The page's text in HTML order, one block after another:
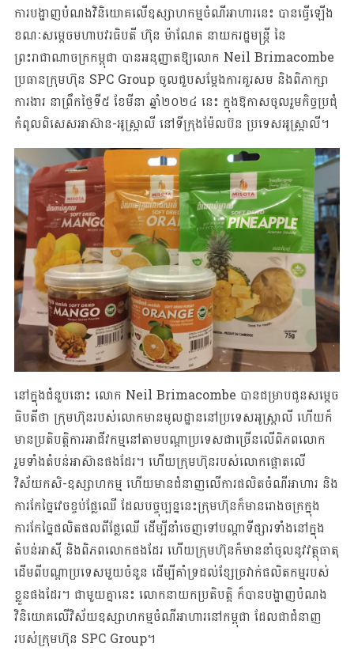
ការបង្ហាញបំណងវិនិយោគលើឧស្សាហកម្មចំណី​អាហារនេះ បាន​​ធ្វើ​ឡើង​​
ខណៈ​​​សម្តេច​​មហា​បវរ​ធិបតី ហ៊ុន ម៉ាណែត នាយករដ្ឋមន្រ្តី នៃ
ព្រះរាជាណាចក្រកម្ពុជា បាន​អនុញ្ញាតឱ្យ​លោក Neil Brimacombe
ប្រធានក្រុមហ៊ុន SPC Group ចូលជួប​សម្តែង​ការគួរសម និងពិភាក្សា​
ការ​ងារ ​នាព្រឹកថ្ងៃទី៥ ខែមីនា ឆ្នាំ២០២៤ នេះ ​ក្នុងឱកាសចូលរួមកិច្ចប្រជុំ
កំពូលពិសេស​អាស៊ាន-អូស្រ្តាលី នៅទីក្រុងម៉ែលប៊ន ប្រទេសអូស្ត្រាលី។
នៅក្នុង​ជំនួបនោះ ​លោក Neil Brimacombe ​បាន​​ជម្រាបជូន​សម្ដេច
ធិបតី​ថា ក្រុមហ៊ុនរបស់​លោក​មាន​មូល​ដ្ឋាននៅប្រទេសអូស្ត្រាលី ហើយ​ក៏
មានប្រតិបត្តិការអាជីវកម្មនៅ​តាមបណ្ដា​ប្រទេសជាច្រើនលើពិភពលោក
រួមទាំងតំបន់អាស៊ានផងដែរ។ ហើយ​ក្រុមហ៊ុនរបស់លោក​​ផ្ដោតលើ
វិស័យកសិ-ឧស្សាហកម្ម ហើយ​មានជំនាញលើការផលិតចំណីអាហារ និង
ការកែ​ច្នៃ​វេច​ខ្ចប់ផ្លែឈើ ដែលបច្ចុប្បន្ននេះក្រុមហ៊ុនក៏មាន​រោងចក្រក្នុង
ការកែច្នៃផលិតផល​ពីផ្លែឈើ ដើម្បី​នាំចេញទៅបណ្តាទីផ្សារទាំងនៅក្នុង
តំបន់អាស៊ី និងពិភពលោកផងដែរ ហើយ​ក្រុមហ៊ុន​ក៏មាន​នាំចូលនូវវត្ថុធាតុ
ដើមពីបណ្ដាប្រទេសមួយចំនួន ដើម្បីគាំទ្រដល់ខ្សែ​ច្រវាក់ផលិតកម្ម​របស់
ខ្លួនផងដែរ។ ជាមួយគ្នានេះ លោកនាយកប្រតិបត្តិ ក៏បានបង្ហាញ​បំណង
វិនិយោគ​លើ​វិស័យ​ឧស្សាហកម្មចំណីអាហារនៅកម្ពុជា ដែលជា​ជំនាញ
របស់ក្រុមហ៊ុន SPC Group។